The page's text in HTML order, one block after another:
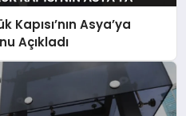
Asya’ya
Açıkladı